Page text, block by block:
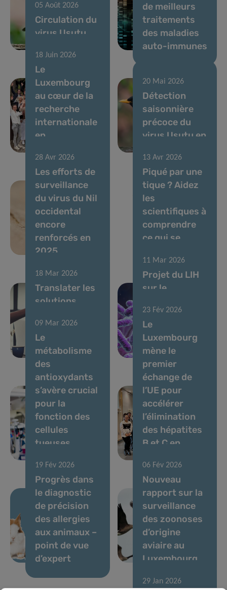
05 Août 2026
Circulation du
virus Usutu,
de meilleurs
traitements
des maladies
auto-immunes
18 Juin 2026
Le
Luxembourg
au cœur de la
recherche
internationale
en
immunométabolisme
20 Mai 2026
Détection
saisonnière
précoce du
virus Usutu en
28 Avr 2026
Les efforts de
surveillance
du virus du Nil
occidental
encore
renforcés en
2025
13 Avr 2026
Piqué par une
tique ? Aidez
les
scientifiques à
comprendre
ce qui se
18 Mar 2026
Translater les
solutions
microbiome
pour la santé
intestinale
11 Mar 2026
Projet du LIH
sur le
soutenu par
une bourse
postdoctorale
MSCA
09 Mar 2026
Le
métabolisme
des
antioxydants
s’avère crucial
pour la
fonction des
cellules
tueuses
23 Fév 2026
Le
Luxembourg
mène le
premier
échange de
l’UE pour
accélérer
l’élimination
des hépatites
B et C en
19 Fév 2026
Progrès dans
le diagnostic
de précision
des allergies
aux animaux –
point de vue
d’expert
06 Fév 2026
Nouveau
rapport sur la
surveillance
des zoonoses
d’origine
aviaire au
Luxembourg
29 Jan 2026